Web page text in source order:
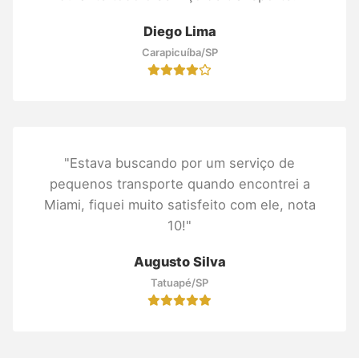
Diego Lima
Carapicuíba/SP
"Estava buscando por um serviço de
pequenos transporte quando encontrei a
Miami, fiquei muito satisfeito com ele, nota
10!"
Augusto Silva
Tatuapé/SP